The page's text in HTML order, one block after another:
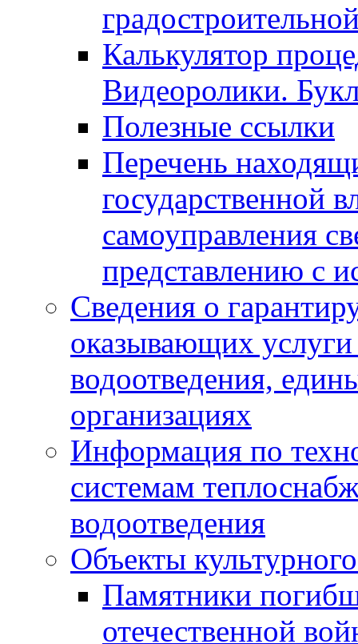
Калькулятор
Видеоролики.
Полезные ссылки
Перечень
государственной
самоуправления
представлению с
Сведения о
оказывающих
водоотведения,
организациях
Информация по
системам
водоотведения
Объекты
Памятники
отечественной